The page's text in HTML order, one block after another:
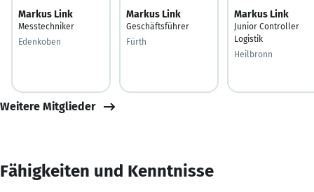
Markus Link
Messtechniker
Edenkoben
Markus Link
Geschäftsführer
Fürth
Markus Link
Junior Controller
Logistik
Heilbronn
Weitere Mitglieder
Fähigkeiten und Kenntnisse